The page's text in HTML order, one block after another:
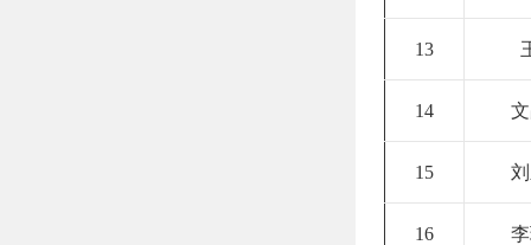
13
14
15
16